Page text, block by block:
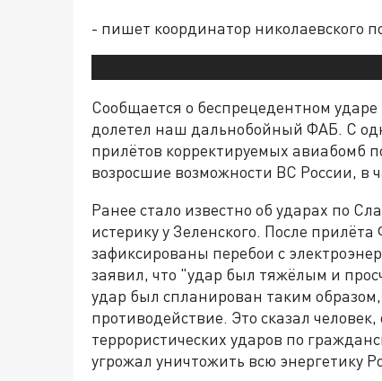
- пишет координатор николаевского
Сообщается о беспрецедентном
долетел наш дальнобойный ФАБ. С
прилётов корректируемых авиабомб
возросшие возможности ВС России, в
Ранее стало известно об ударах по
истерику у Зеленского. После
зафиксированы перебои с
заявил, что "удар был тяжёлым и
удар был спланирован таким
противодействие. Это сказал
террористических ударов по
угрожал уничтожить всю энергетику